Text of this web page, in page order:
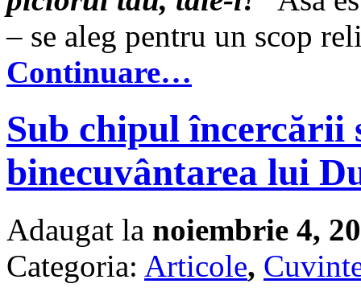
– se aleg pentru un scop
Continuare…
Sub chipul încercării
binecuvântarea lui
Adaugat la noiembrie 4,
Categoria: Articole,